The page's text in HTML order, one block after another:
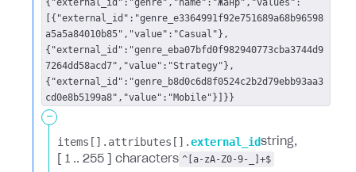
{"external_id":"genre","name":"Жанр","values":
[{"external_id":"genre_e3364991f92e751689a68b96598
a5a5a84010b85","value":"Casual"},
{"external_id":"genre_eba07bfd0f982940773cba3744d9
7264dd58acd7","value":"Strategy"},
{"external_id":"genre_b8d0c6d8f0524c2b2d79ebb93aa3
cd0e8b5199a8","value":"Mobile"}]}}
-
items[].​ attributes[].​external_idstring
[ 1 .. 255 ] characters ^[a-zA-Z0-9-_]+$